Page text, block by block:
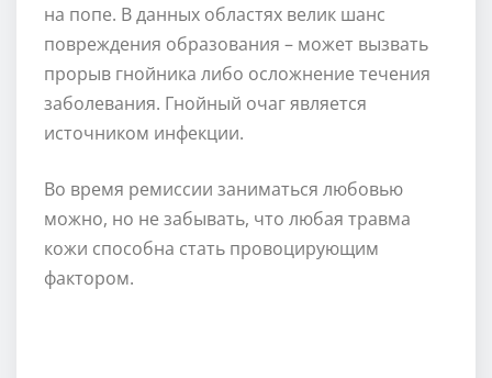
на попе. В данных областях велик шанс
повреждения образования – может вызвать
прорыв гнойника либо осложнение течения
заболевания. Гнойный очаг является
источником инфекции.
Во время ремиссии заниматься любовью
можно, но не забывать, что любая травма
кожи способна стать провоцирующим
фактором.